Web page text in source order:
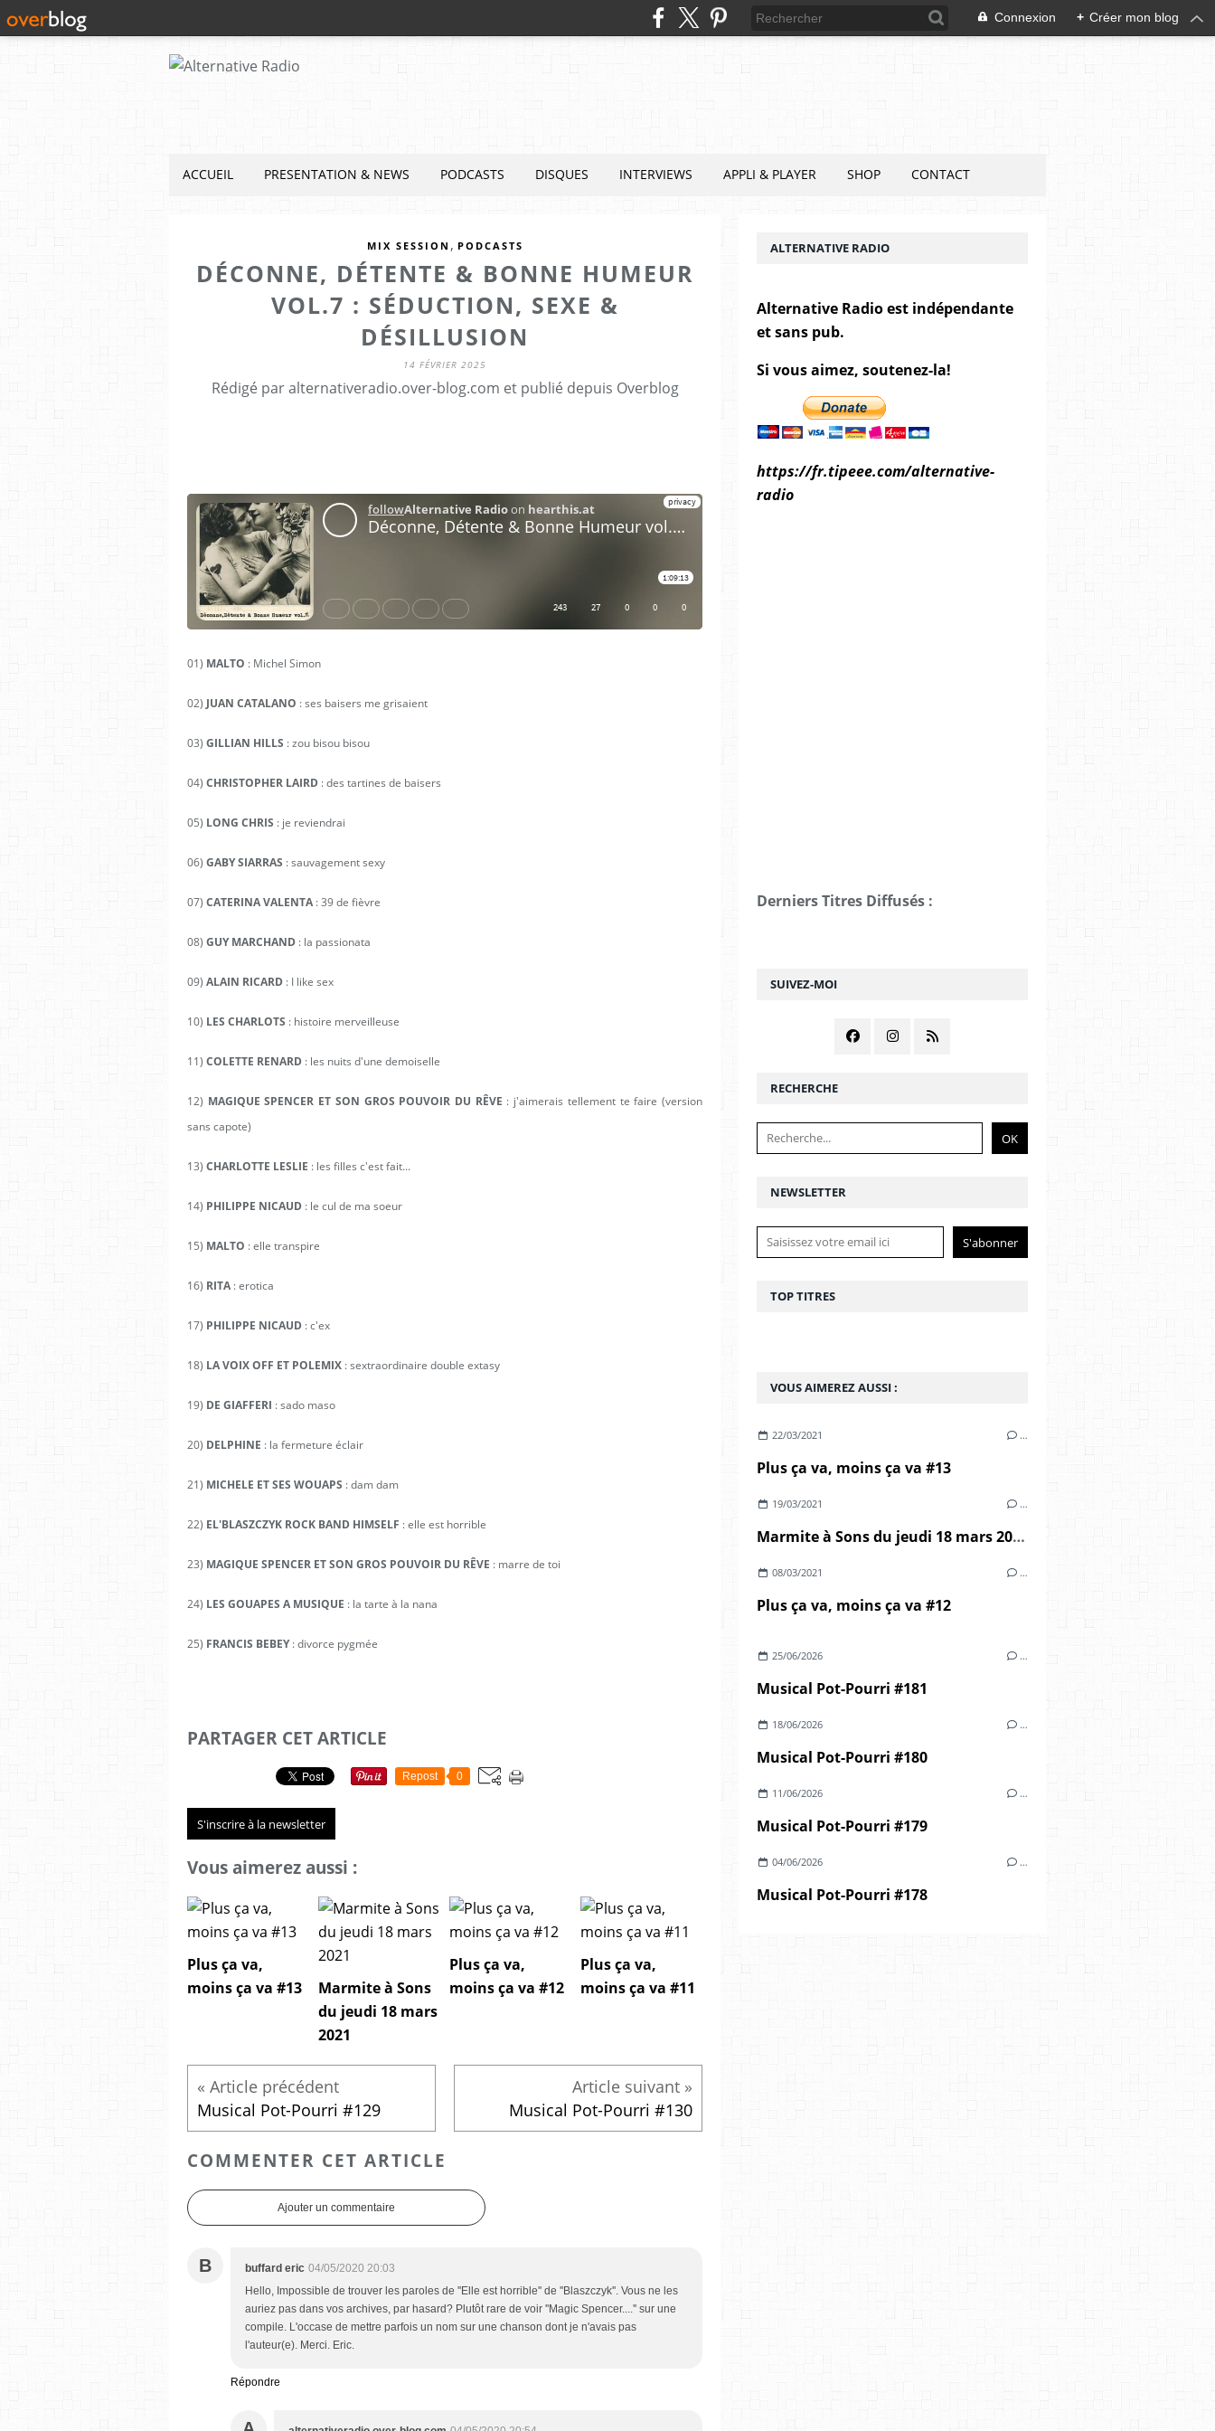
Connexion + Créer mon blog
ACCUEIL PRESENTATION & NEWS PODCASTS DISQUES INTERVIEWS APPLI & PLAYER SHOP CONTACT
MIX SESSION , PODCASTS
DÉCONNE, DÉTENTE & BONNE HUMEUR
VOL.7 : SÉDUCTION, SEXE &
DÉSILLUSION
14 FÉVRIER 2025
Rédigé par alternativeradio.over-blog.com et publié depuis Overblog
01) MALTO : Michel Simon
02) JUAN CATALANO : ses baisers me grisaient
03) GILLIAN HILLS : zou bisou bisou
04) CHRISTOPHER LAIRD : des tartines de baisers
05) LONG CHRIS : je reviendrai
06) GABY SIARRAS : sauvagement sexy
07) CATERINA VALENTA : 39 de fièvre
08) GUY MARCHAND : la passionata
09) ALAIN RICARD : I like sex
10) LES CHARLOTS : histoire merveilleuse
11) COLETTE RENARD : les nuits d'une demoiselle
12) MAGIQUE SPENCER ET SON GROS POUVOIR DU RÊVE : j'aimerais tellement te faire (version
sans capote)
13) CHARLOTTE LESLIE : les filles c'est fait...
14) PHILIPPE NICAUD : le cul de ma soeur
15) MALTO : elle transpire
16) RITA : erotica
17) PHILIPPE NICAUD : c'ex
18) LA VOIX OFF ET POLEMIX : sextraordinaire double extasy
19) DE GIAFFERI : sado maso
20) DELPHINE : la fermeture éclair
21) MICHELE ET SES WOUAPS : dam dam
22) EL'BLASZCZYK ROCK BAND HIMSELF : elle est horrible
23) MAGIQUE SPENCER ET SON GROS POUVOIR DU RÊVE : marre de toi
24) LES GOUAPES A MUSIQUE : la tarte à la nana
25) FRANCIS BEBEY: divorce pygmée
PARTAGER CET ARTICLE
Repost 0
S'inscrire à la newsletter
Vous aimerez aussi :
Plus ça va,
moins ça va #13
Marmite à Sons
du jeudi 18 mars
2021
Plus ça va,
moins ça va #12
Plus ça va,
moins ça va #11
Musical Pot-Pourri #129 Musical Pot-Pourri #130
COMMENTER CET ARTICLE
Ajouter un commentaire
B buffard eric 04/05/2020 20:03
Hello, Impossible de trouver les paroles de ''Elle est horrible'' de ''Blaszczyk''. Vous ne les
auriez pas dans vos archives, par hasard? Plutôt rare de voir ''Magic Spencer....'' sur une
compile. L'occase de mettre parfois un nom sur une chanson dont je n'avais pas
l'auteur(e). Merci. Eric.
Répondre
NEWSLETTER
SUIVEZ-MOI
RECHERCHE
VOUS AIMEREZ AUSSI :
22/03/2021 …
Plus ça va, moins ça va #13
19/03/2021 …
Marmite à Sons du jeudi 18 mars 2021
08/03/2021 …
Plus ça va, moins ça va #12
25/06/2026 …
Musical Pot-Pourri #181
18/06/2026 …
Musical Pot-Pourri #180
11/06/2026 …
Musical Pot-Pourri #179
04/06/2026 …
Musical Pot-Pourri #178
ALTERNATIVE RADIO
Alternative Radio est indépendante
et sans pub.
Si vous aimez, soutenez-la!
https://fr.tipeee.com/alternative-
radio
Derniers Titres Diffusés :
TOP TITRES